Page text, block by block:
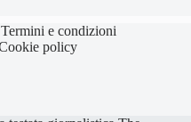
Termini e condizioni
policy